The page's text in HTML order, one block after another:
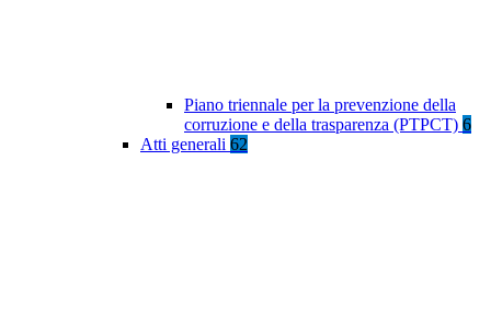
Piano triennale per la prevenzione della
corruzione e della trasparenza (PTPCT) 6
Atti generali 62